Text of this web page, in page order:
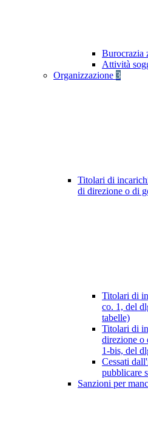
Burocrazia
Attività
Organizzazione 3
Titolari di
di direzione o di
Titolari di
co. 1, del
tabelle)
Titolari di
direzione o
1-bis, del
Cessati
pubblicare
Sanzioni per